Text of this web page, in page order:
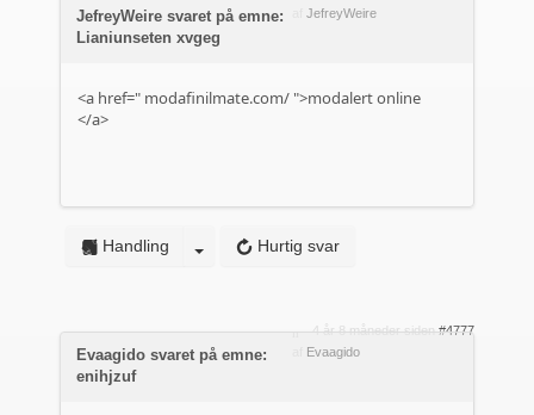
JefreyWeire
JefreyWeire svaret på emne:
Lianiunseten xvgeg
<a href=" modafinilmate.com/ ">modalert online
</a>
Hurtig svar
Handling
4 år 8 måneder siden #4777
Evaagido
Evaagido svaret på emne:
enihjzuf